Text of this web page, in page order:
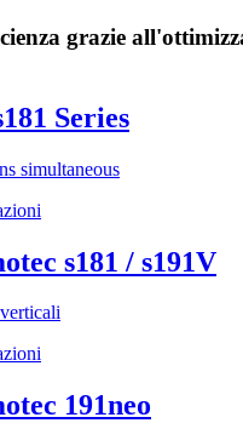
grazie
Series
simultaneous
s181 / s191V
191neo